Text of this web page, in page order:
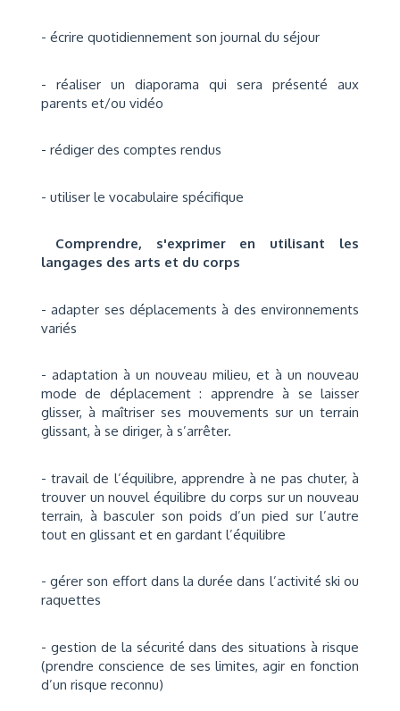
- écrire quotidiennement son journal du séjour
- réaliser un diaporama qui sera présenté aux
parents et/ou vidéo
- rédiger des comptes rendus
- utiliser le vocabulaire spécifique
Comprendre, s'exprimer en utilisant les
langages des arts et du corps
- adapter ses déplacements à des environnements
variés
- adaptation à un nouveau milieu, et à un nouveau
mode de déplacement : apprendre à se laisser
glisser, à maîtriser ses mouvements sur un terrain
glissant, à se diriger, à s’arrêter.
- travail de l’équilibre, apprendre à ne pas chuter, à
trouver un nouvel équilibre du corps sur un nouveau
terrain, à basculer son poids d’un pied sur l’autre
tout en glissant et en gardant l’équilibre
- gérer son effort dans la durée dans l’activité ski ou
raquettes
- gestion de la sécurité dans des situations à risque
(prendre conscience de ses limites, agir en fonction
d’un risque reconnu)